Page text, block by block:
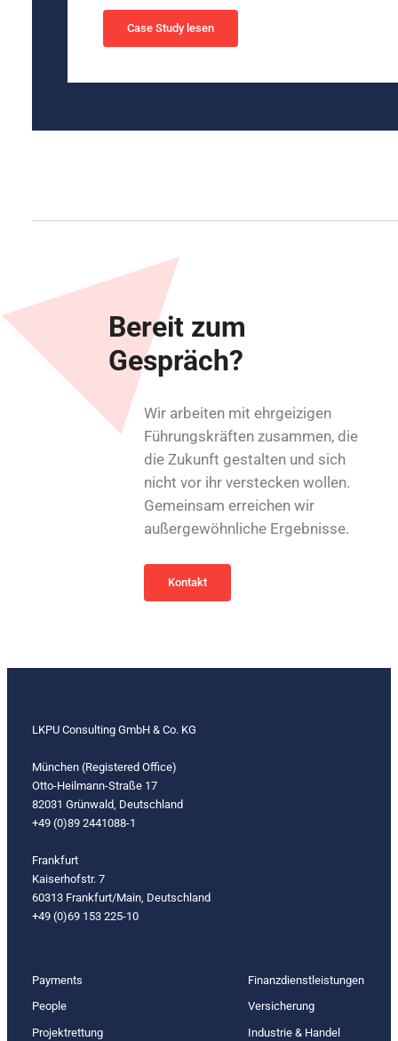
Case Study lesen
Bereit zum
Gespräch?
Wir arbeiten mit ehrgeizigen
Führungskräften zusammen, die
die Zukunft gestalten und sich
nicht vor ihr verstecken wollen.
Gemeinsam erreichen wir
außergewöhnliche Ergebnisse.
Kontakt
LKPU Consulting GmbH & Co. KG
München (Registered Office)
Otto-Heilmann-Straße 17
82031 Grünwald, Deutschland
+49 (0)89 2441088-1
Frankfurt
Kaiserhofstr. 7
60313 Frankfurt/Main, Deutschland
+49 (0)69 153 225-10
Payments
People
Projektrettung
Finanzdienstleistungen
Versicherung
Industrie & Handel